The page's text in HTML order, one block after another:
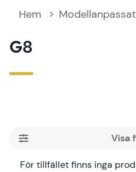
Hem Modellanpassat
G8
Produkter
För tillfället finns inga